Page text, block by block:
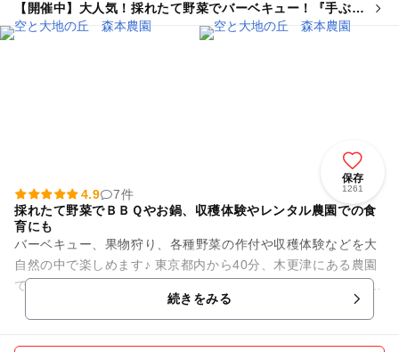
【開催中】大人気！採れたて野菜でバーベキュー！『手ぶら
でＯ・Ｋ』
保存
1261
4.9
7件
採れたて野菜でＢＢＱやお鍋、収穫体験やレンタル農園での食
育にも
バーベキュー、果物狩り、各種野菜の作付や収穫体験などを大
自然の中で楽しめます♪ 東京都内から40分、木更津にある農園
です。アウトレットやイオンモール木更津から近く 野菜の収穫
続きをみる